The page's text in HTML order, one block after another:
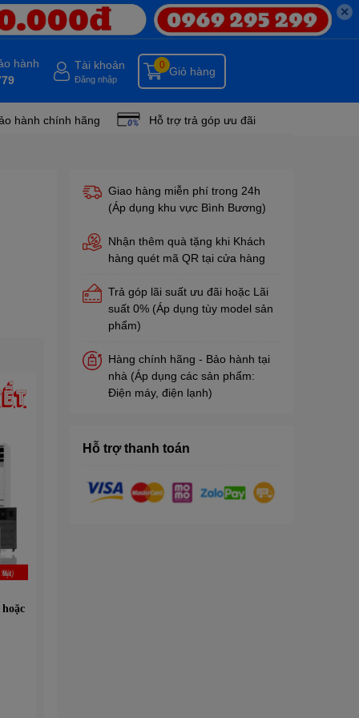
✕
hành
Tài khoản
Đăng nhập
Giỏ hàng
0
hành chính hãng Hỗ trợ trả góp ưu đãi
Giao hàng miễn phí trong 24h
(Áp dụng khu vực Bình Bương)
Nhận thêm quà tặng khi Khách
hàng quét mã QR tại cửa hàng
Trả góp lãi suất ưu đãi hoặc Lãi
suất 0% (Áp dụng tùy model sản
phẩm)
Hàng chính hãng - Bảo hành tại
nhà (Áp dụng các sản phẩm:
Điện máy, điện lạnh)
Hỗ trợ thanh toán